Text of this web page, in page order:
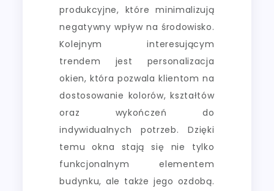
produkcyjne, które minimalizują
negatywny wpływ na środowisko.
Kolejnym interesującym
trendem jest personalizacja
okien, która pozwala klientom na
dostosowanie kolorów, kształtów
oraz wykończeń do
indywidualnych potrzeb. Dzięki
temu okna stają się nie tylko
funkcjonalnym elementem
budynku, ale także jego ozdobą.